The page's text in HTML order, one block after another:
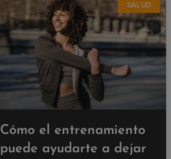
SALUD
Cómo el entrenamiento
puede ayudarte a dejar